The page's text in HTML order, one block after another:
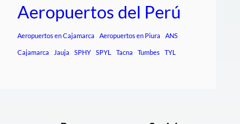
Aeropuertos del Perú
Aeropuertos en Cajamarca Aeropuertos en Piura ANS
Cajamarca Jauja SPHY SPYL Tacna Tumbes TYL